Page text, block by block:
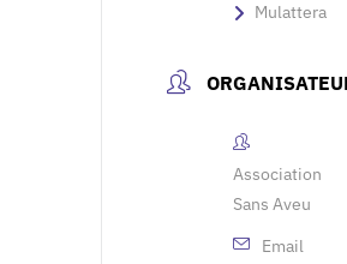
Mulattera
Association
Sans Aveu
Email